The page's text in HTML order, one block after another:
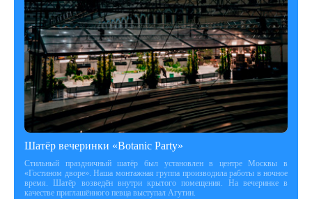
Шатёр вечеринки «Botanic Party»
Стильный праздничный шатёр был установлен в центре Москвы в
«Гостином дворе». Наша монтажная группа производила работы в ночное
время. Шатёр возведён внутри крытого помещения. На вечеринке в
качестве приглашённого певца выступал Агутин.